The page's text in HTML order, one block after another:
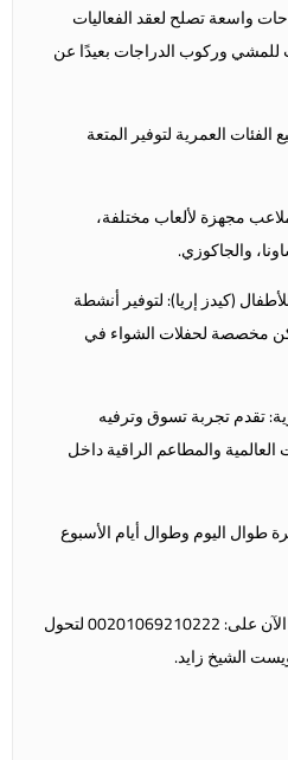
واسعة تصلح لعقد الفعاليات
للمشي وركوب الدراجات بعيدًا عن
العمرية لتوفير المتعة
مجهزة لألعاب مختلفة،
والجاكوزي.
(كيدز إريا): لتوفير أنشطة
مخصصة لحفلات الشواء في
تقدم تجربة تسوق وترفيه
والمطاعم الراقية داخل
طوال اليوم وطوال أيام الأسبوع
استمتع بحياة استثنائية، واتصل الآن على: 00201069210222 لتحول
الشيخ زايد.